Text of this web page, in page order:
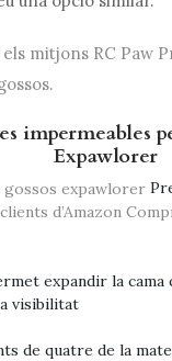
mitjons RC Paw
impermeables
Expawlorer
d’Amazon
expandir la cama
visibilitat
de quatre de la